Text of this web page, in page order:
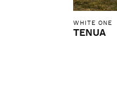
WHITE ONE
TENUA